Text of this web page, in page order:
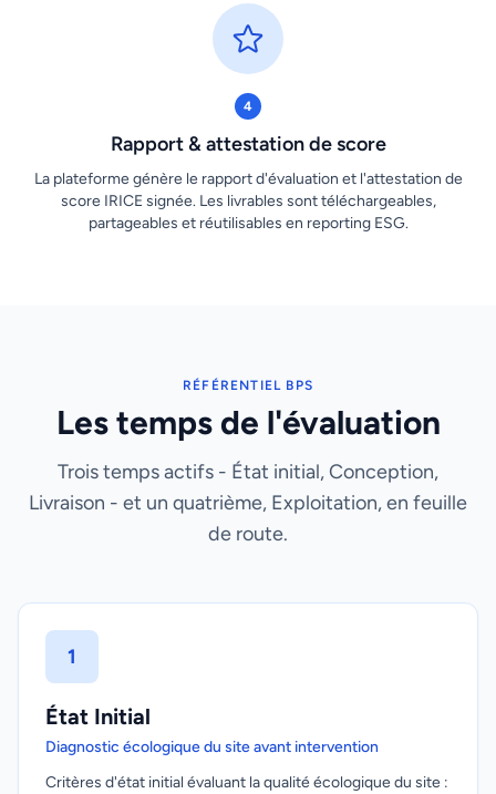
4
Rapport & attestation de score
La plateforme génère le rapport d'évaluation et l'attestation de
score IRICE signée. Les livrables sont téléchargeables,
partageables et réutilisables en reporting ESG.
RÉFÉRENTIEL BPS
Les temps de l'évaluation
Trois temps actifs - État initial, Conception,
Livraison - et un quatrième, Exploitation, en feuille
de route.
1
État Initial
Diagnostic écologique du site avant intervention
Critères d'état initial évaluant la qualité écologique du site :